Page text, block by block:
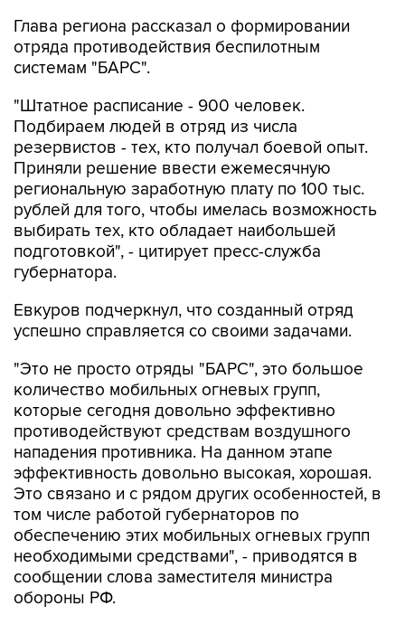
Глава региона рассказал о формировании
отряда противодействия беспилотным
системам "БАРС".
"Штатное расписание - 900 человек.
Подбираем людей в отряд из числа
резервистов - тех, кто получал боевой опыт.
Приняли решение ввести ежемесячную
региональную заработную плату по 100 тыс.
рублей для того, чтобы имелась возможность
выбирать тех, кто обладает наибольшей
подготовкой", - цитирует пресс-служба
губернатора.
Евкуров подчеркнул, что созданный отряд
успешно справляется со своими задачами.
"Это не просто отряды "БАРС", это большое
количество мобильных огневых групп,
которые сегодня довольно эффективно
противодействуют средствам воздушного
нападения противника. На данном этапе
эффективность довольно высокая, хорошая.
Это связано и с рядом других особенностей, в
том числе работой губернаторов по
обеспечению этих мобильных огневых групп
необходимыми средствами", - приводятся в
сообщении слова заместителя министра
обороны РФ.